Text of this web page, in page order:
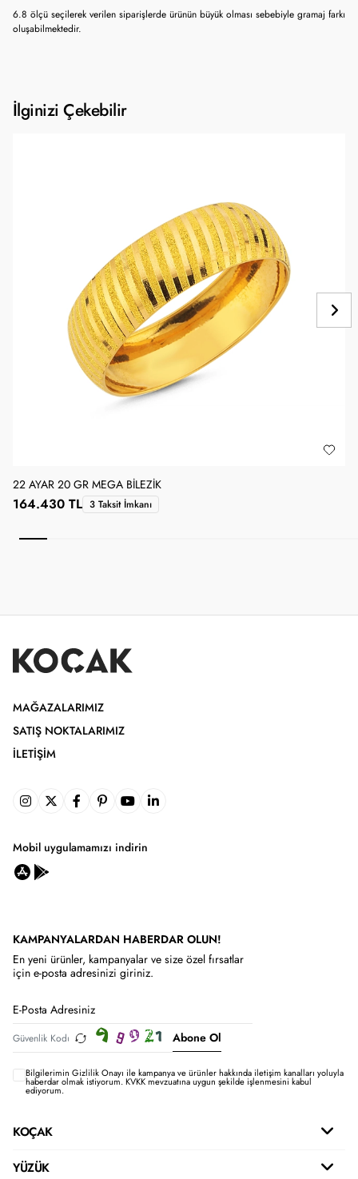
6.8 ölçü seçilerek verilen siparişlerde ürünün büyük olması sebebiyle gramaj farkı
oluşabilmektedir.
İlginizi Çekebilir
22 AYAR 20 GR MEGA BILEZIK
164.430 TL 3 Taksit İmkanı
MAĞAZALARIMIZ
SATIŞ NOKTALARIMIZ
İLETIŞIM
Mobil uygulamamızı indirin
KAMPANYALARDAN HABERDAR OLUN!
En yeni ürünler, kampanyalar ve size özel fırsatlar
için e-posta adresinizi giriniz.
Abone Ol
Bilgilerimin Gizlilik Onayı ile kampanya ve ürünler hakkında iletişim kanalları yoluyla
haberdar olmak istiyorum.KVKK mevzuatına uygun şekilde işlenmesini kabul
ediyorum.
KOÇAK
YÜZÜK